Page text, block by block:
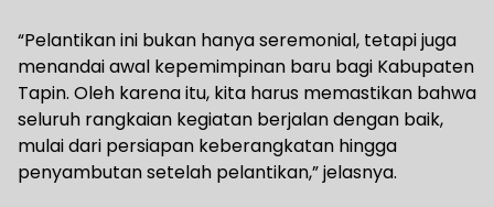
“Pelantikan ini bukan hanya seremonial, tetapi juga
menandai awal kepemimpinan baru bagi Kabupaten
Tapin. Oleh karena itu, kita harus memastikan bahwa
seluruh rangkaian kegiatan berjalan dengan baik,
mulai dari persiapan keberangkatan hingga
penyambutan setelah pelantikan,” jelasnya.